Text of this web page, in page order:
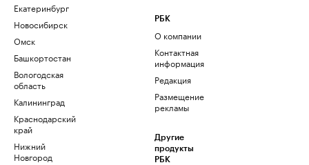
Екатеринбург
Новосибирск
Омск
Башкортостан
Вологодская
область
Калининград
Краснодарский
край
Нижний
Новгород
РБК
О компании
Контактная
информация
Редакция
Размещение
рекламы
Другие
продукты
РБК